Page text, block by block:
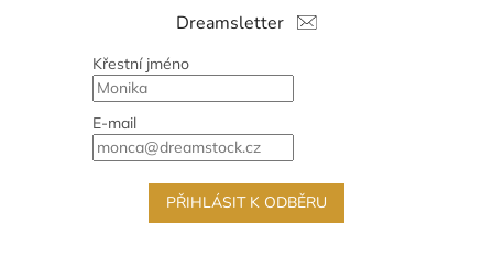
Dreamsletter
Křestní jméno
E-mail
PŘIHLÁSIT K ODBĚRU